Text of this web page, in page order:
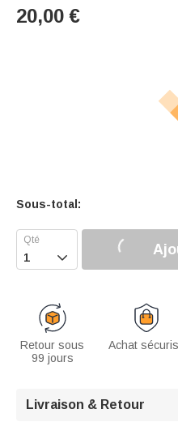
20,00 €
Sous-total:

Retour sous
99 jours
Achat
Livraison & Retour